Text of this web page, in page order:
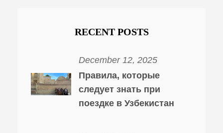
RECENT POSTS
December 12, 2025
Правила, которые
следует знать при
поездке в Узбекистан